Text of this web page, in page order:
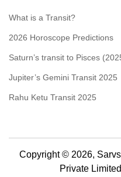
What is a Transit?
2026 Horoscope Predictions
Saturn’s transit to Pisces
Jupiter’s Gemini Transit 2025
Rahu Ketu Transit 2025
Copyright © 2026,
Private